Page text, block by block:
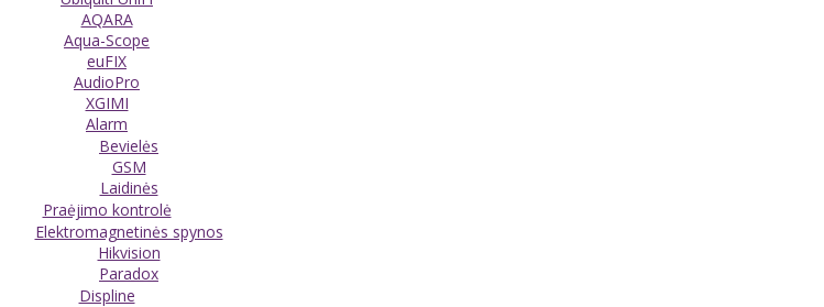
AQARA
Aqua-Scope
euFIX
AudioPro
XGIMI
Alarm
Bevielės
GSM
Laidinės
Praėjimo kontrolė
Elektromagnetinės spynos
Hikvision
Paradox
Displine